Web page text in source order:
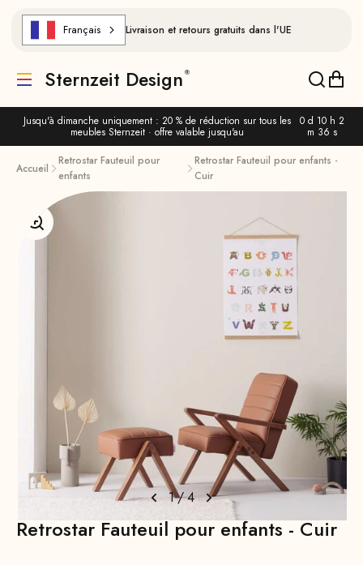
Jusqu'à dimanche uniquement : 20 % de réduction sur tous les
meubles Sternzeit · offre valable jusqu'au
0 d 10 h 2
m 35 s
Français Livraison et retours gratuits dans l'UE
Traduction manquante : de.header.general.menu
Sternzeit Design
Accueil
Retrostar Fauteuil pour
enfants
Retrostar Fauteuil pour enfants -
Cuir
1/4
Agrandir l'image
Retrostar Fauteuil pour enfants - Cuir